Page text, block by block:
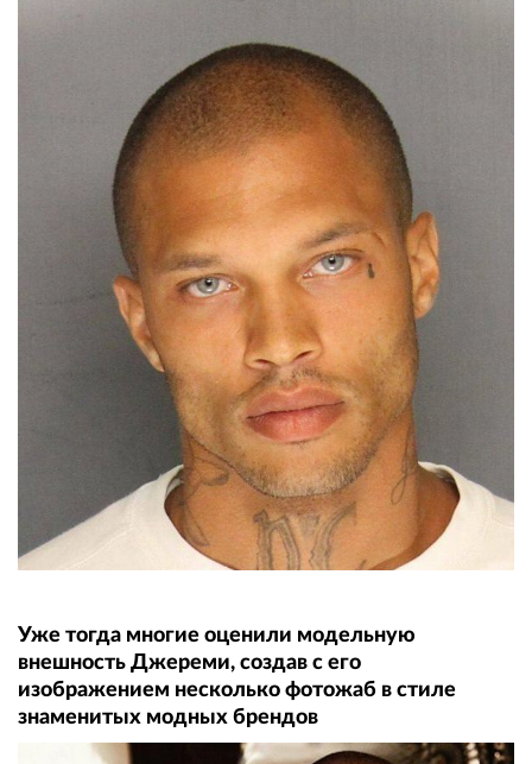
Уже тогда многие оценили модельную
внешность Джереми, создав с его
изображением несколько фотожаб в стиле
знаменитых модных брендов